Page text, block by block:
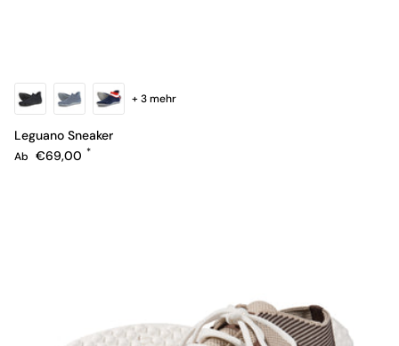
Leguano Sneaker
Normaler Preis
Ab €69,00
+ 3 mehr